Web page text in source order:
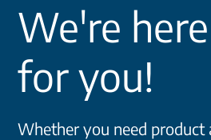
We're here
for you!
Whether you need product